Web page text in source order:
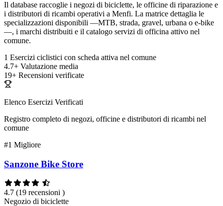
Il database raccoglie i negozi di biciclette, le officine di riparazione e
i distributori di ricambi operativi a Menfi. La matrice dettaglia le
specializzazioni disponibili —MTB, strada, gravel, urbana o e-bike
—, i marchi distribuiti e il catalogo servizi di officina attivo nel
comune.
1 Esercizi ciclistici con scheda attiva nel comune
4.7+ Valutazione media
19+ Recensioni verificate
Elenco Esercizi Verificati
Registro completo di negozi, officine e distributori di ricambi nel
comune
#1 Migliore
Sanzone Bike Store
4.7 (19 recensioni )
Negozio di biciclette